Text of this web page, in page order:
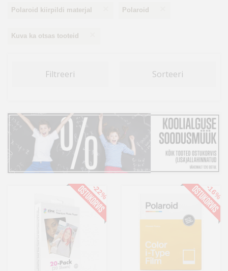
Polaroid kiirpildi materjal Polaroid
Kuva ka otsas tooteid
Filtreeri Sorteeri
-22% -16%
Arvuti
IT
aed
tervis
Mänguasjad